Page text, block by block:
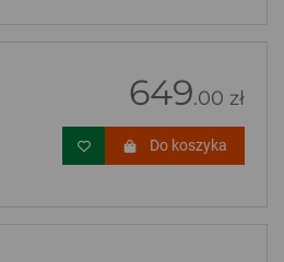
649.00 zł
Do koszyka